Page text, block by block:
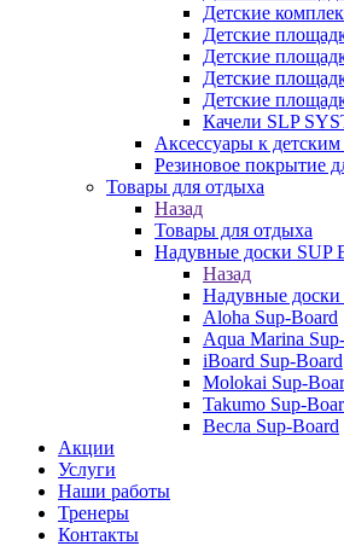
Детские
Детские
Детские
Детские
Детские
Качели SLP
Аксессуары к
Резиновое покрытие
Товары для отдыха
Назад
Товары для отдыха
Надувные доски SUP
Назад
Надувные доски
Aloha Sup-Board
Aqua Marina
iBoard Sup-Board
Molokai Sup-
Takumo Sup-
Весла Sup-Board
Акции
Услуги
Наши работы
Тренеры
Контакты